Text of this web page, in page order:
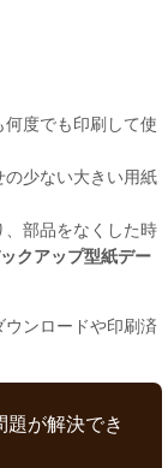
度でも印刷して使
少ない大きい用紙
部品をなくした時
クアップ型紙デー
ンロードや印刷済
題が解決でき